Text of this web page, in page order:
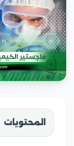
المحتويات